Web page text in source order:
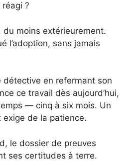
?
du moins extérieurement.
l’adoption, sans jamais
en refermant son
ce travail dès aujourd’hui,
— cinq à six mois. Un
exige de la patience.
le dossier de preuves
ses certitudes à terre.